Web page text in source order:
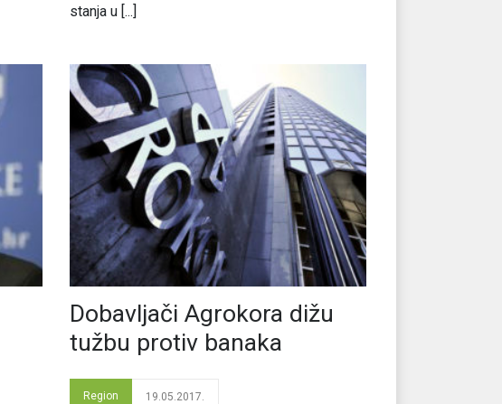
stanja u [...]
Dobavljači Agrokora dižu
tužbu protiv banaka
Region 19.05.2017.